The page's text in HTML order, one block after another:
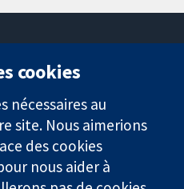
Uni
nous
Actualités
Service de
presse
Qui sommes-
cookies
nécessaires au
site. Nous aimerions
des cookies
nous aider à